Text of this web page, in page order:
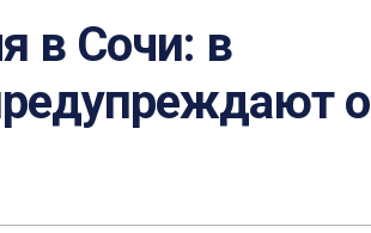
в Сочи: в
о